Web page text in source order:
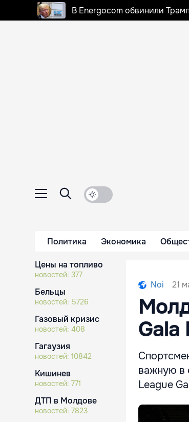
В Energocom обвинили
Политика Экономика
Цены на топливо
новостей: 377
Бельцы
новостей: 5726
Газовый кризис
новостей: 408
Гагаузия
новостей: 10842
Кишинев
новостей: 771
ДТП в Молдове
новостей: 7823
Noi 21
Gala
важную в
League